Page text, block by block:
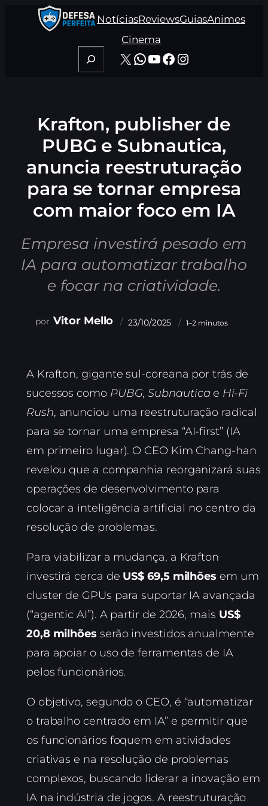
NotíciasReviewsGuiasAnimes
Cinema
Pesquisar
X WhatsApp
Youtube
Facebook
Instagram
Krafton, publisher de
PUBG e Subnautica,
anuncia reestruturação
para se tornar empresa
com maior foco em IA
Empresa investirá pesado em
IA para automatizar trabalho
e focar na criatividade.
Vitor Mello 23/10/2025 1–2 minutos
A Krafton, gigante sul-coreana por trás de
sucessos como PUBG,Subnautica e Hi-Fi
Rush, anunciou uma reestruturação radical
para se tornar uma empresa “AI-first” (IA
em primeiro lugar). O CEO Kim Chang-han
revelou que a companhia reorganizará suas
operações de desenvolvimento para
colocar a inteligência artificial no centro da
resolução de problemas.
Para viabilizar a mudança, a Krafton
investirá cerca de US$ 69,5 milhões em um
cluster de GPUs para suportar IA avançada
(“agentic AI”). A partir de 2026, mais US$
20,8 milhões serão investidos anualmente
para apoiar o uso de ferramentas de IA
pelos funcionários.
O objetivo, segundo o CEO, é “automatizar
o trabalho centrado em IA” e permitir que
os funcionários foquem em atividades
criativas e na resolução de problemas
complexos, buscando liderar a inovação em
IA na indústria de jogos. A reestruturação